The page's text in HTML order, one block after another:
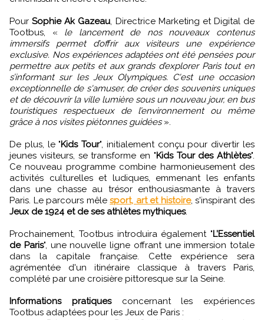
PourSophie Ak Gazeau , Directrice Marketing et Digital de
Tootbus, « le lancement de nos nouveaux contenus
immersifs permet d’offrir aux visiteurs une expérience
exclusive. Nos expériences adaptées ont été pensées pour
permettre aux petits et aux grands d’explorer Paris tout en
s’informant sur les Jeux Olympiques. C'est une occasion
exceptionnelle de s'amuser, de créer des souvenirs uniques
et de découvrir la ville lumière sous un nouveau jour, en bus
touristiques respectueux de l’environnement ou même
grâce à nos visites piétonnes guidées».
De plus, le "Kids Tour", initialement conçu pour divertir les
jeunes visiteurs, se transforme en "Kids Tour des Athlètes".
Ce nouveau programme combine harmonieusement des
activités culturelles et ludiques, emmenant les enfants
dans une chasse au trésor enthousiasmante à travers
Paris. Le parcours mêlesport, art et histoire, s'inspirant des
Jeux de 1924 et de ses athlètes mythiques.
Prochainement, Tootbus introduira également "L’Essentiel
de Paris", une nouvelle ligne offrant une immersion totale
dans la capitale française. Cette expérience sera
agrémentée d'un itinéraire classique à travers Paris,
complété par une croisière pittoresque sur la Seine.
Informations pratiquesconcernant les expériences
Tootbus adaptées pour les Jeux de Paris :